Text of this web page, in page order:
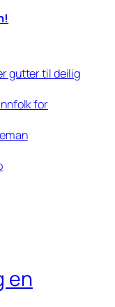
gutter til deilig
for
en